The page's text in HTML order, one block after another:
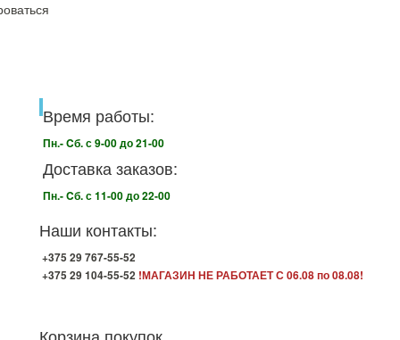
Время работы:
Пн.- Cб. с 9-00 до 21-00
Доставка заказов:
Пн.- Cб. с 11-00 до 22-00
Наши контакты:
+375 29 767-55-52
+375 29 104-55-52 !МАГАЗИН НЕ РАБОТАЕТ С 06.08 по 08.08!